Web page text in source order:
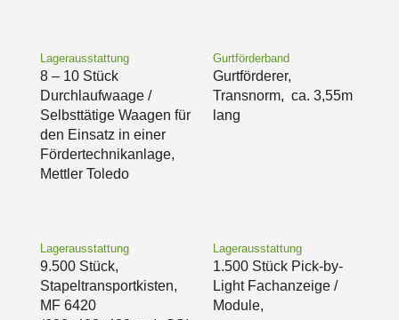
Lagerausstattung
8 – 10 Stück
Durchlaufwaage /
Selbsttätige Waagen für
den Einsatz in einer
Fördertechnikanlage,
Mettler Toledo
Gurtförderband
Gurtförderer,
Transnorm, ca. 3,55m
lang
Lagerausstattung
9.500 Stück,
Stapeltransportkisten,
MF 6420
Lagerausstattung
1.500 Stück Pick-by-
Light Fachanzeige /
Module,